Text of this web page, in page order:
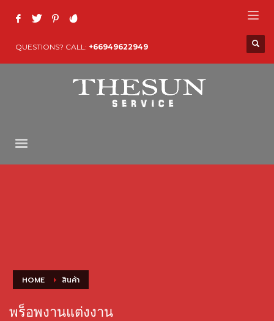
QUESTIONS? CALL: +66949622949
HOME สินค้า
พร็อพงานแต่งงาน